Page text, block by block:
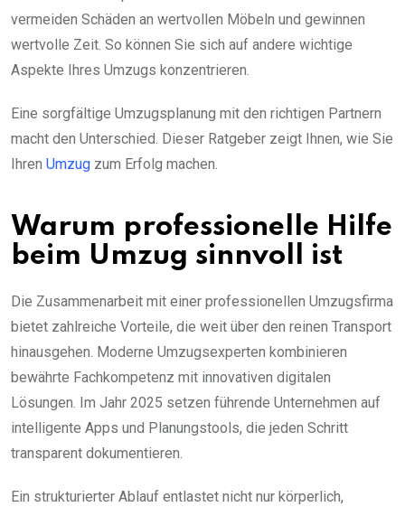
vermeiden Schäden an wertvollen Möbeln und gewinnen
wertvolle Zeit. So können Sie sich auf andere wichtige
Aspekte Ihres Umzugs konzentrieren.
Eine sorgfältige Umzugsplanung mit den richtigen Partnern
macht den Unterschied. Dieser Ratgeber zeigt Ihnen, wie Sie
Ihren Umzug zum Erfolg machen.
Warum professionelle Hilfe
beim Umzug sinnvoll ist
Die Zusammenarbeit mit einer professionellen Umzugsfirma
bietet zahlreiche Vorteile, die weit über den reinen Transport
hinausgehen. Moderne Umzugsexperten kombinieren
bewährte Fachkompetenz mit innovativen digitalen
Lösungen. Im Jahr 2025 setzen führende Unternehmen auf
intelligente Apps und Planungstools, die jeden Schritt
transparent dokumentieren.
Ein strukturierter Ablauf entlastet nicht nur körperlich,